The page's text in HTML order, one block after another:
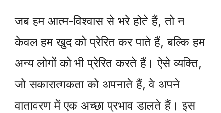
जब हम आत्म-विश्वास से भरे होते हैं, तो न
केवल हम खुद को प्रेरित कर पाते हैं, बल्कि हम
अन्य लोगों को भी प्रेरित करते हैं। ऐसे व्यक्ति,
जो सकारात्मकता को अपनाते हैं, वे अपने
वातावरण में एक अच्छा प्रभाव डालते हैं। इस